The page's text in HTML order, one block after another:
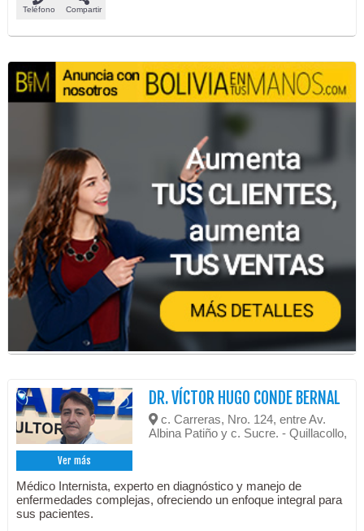
Teléfono Compartir
Ver más
DR. VÍCTOR HUGO CONDE BERNAL
c. Carreras, Nro. 124, entre Av.
Albina Patiño y c. Sucre. - Quillacollo,
Médico Internista, experto en diagnóstico y manejo de
enfermedades complejas, ofreciendo un enfoque integral para
sus pacientes.